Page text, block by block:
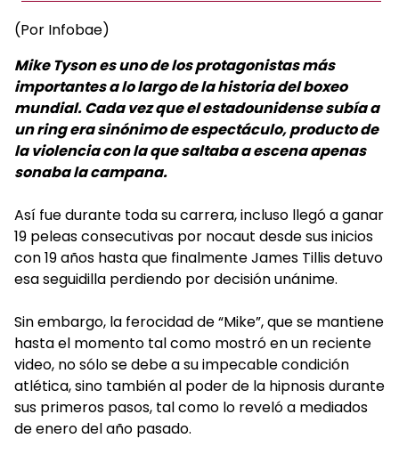
(Por Infobae)
Mike Tyson es uno de los protagonistas más
importantes a lo largo de la historia del boxeo
mundial. Cada vez que el estadounidense subía a
un ring era sinónimo de espectáculo, producto de
la violencia con la que saltaba a escena apenas
sonaba la campana.
Así fue durante toda su carrera, incluso llegó a ganar
19 peleas consecutivas por nocaut desde sus inicios
con 19 años hasta que finalmente James Tillis detuvo
esa seguidilla perdiendo por decisión unánime.
Sin embargo, la ferocidad de “Mike”, que se mantiene
hasta el momento tal como mostró en un reciente
video, no sólo se debe a su impecable condición
atlética, sino también al poder de la hipnosis durante
sus primeros pasos, tal como lo reveló a mediados
de enero del año pasado.